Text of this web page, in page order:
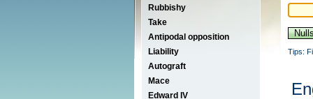
Rubbishy
Take
Antipodal opposition
Liability
Autograft
Mace
Edward IV
Tips: